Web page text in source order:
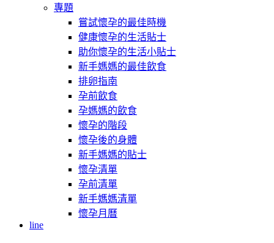
專題
嘗試懷孕的最佳時機
健康懷孕的生活貼士
助你懷孕的生活小貼士
新手媽媽的最佳飲食
排卵指南
孕前飲食
孕媽媽的飲食
懷孕的階段
懷孕後的身體
新手媽媽的貼士
懷孕清單
孕前清單
新手媽媽清單
懷孕月曆
line